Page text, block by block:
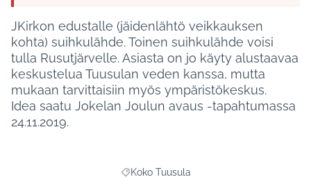
JKirkon edustalle (jäidenlähtö veikkauksen
kohta) suihkulähde. Toinen suihkulähde voisi
tulla Rusutjärvelle. Asiasta on jo käyty alustaavaa
keskustelua Tuusulan veden kanssa, mutta
mukaan tarvittaisiin myös ympäristökeskus.
Idea saatu Jokelan Joulun avaus -tapahtumassa
24.11.2019.
Rajaa tulokset aihepiirin mukaan: Koko
Koko Tuusula